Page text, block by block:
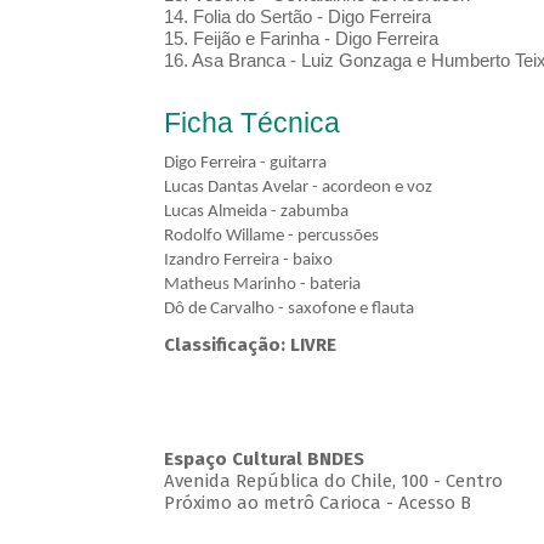
14. Folia do Sertão - Digo Ferreira
15. Feijão e Farinha - Digo Ferreira
16. Asa Branca - Luiz Gonzaga e Humberto
Ficha Técnica
Digo Ferreira - guitarra
Lucas Dantas Avelar - acordeon e voz
Lucas Almeida - zabumba
Rodolfo Willame - percussões
Izandro Ferreira - baixo
Matheus Marinho - bateria
Dô de Carvalho - saxofone e flauta
Classificação: LIVRE
Espaço Cultural BNDES
Avenida República do Chile, 100 - Centro
Próximo ao metrô Carioca - Acesso B